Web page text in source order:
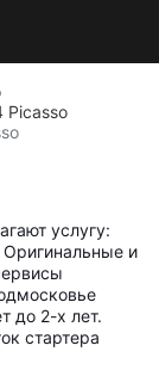
Picasso
услугу:
и
до 2-х лет.
стартера